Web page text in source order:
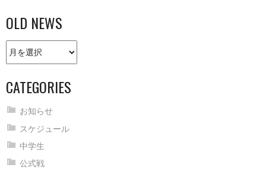
OLD NEWS
news
CATEGORIES
お知らせ
スケジュール
中学生
公式戦